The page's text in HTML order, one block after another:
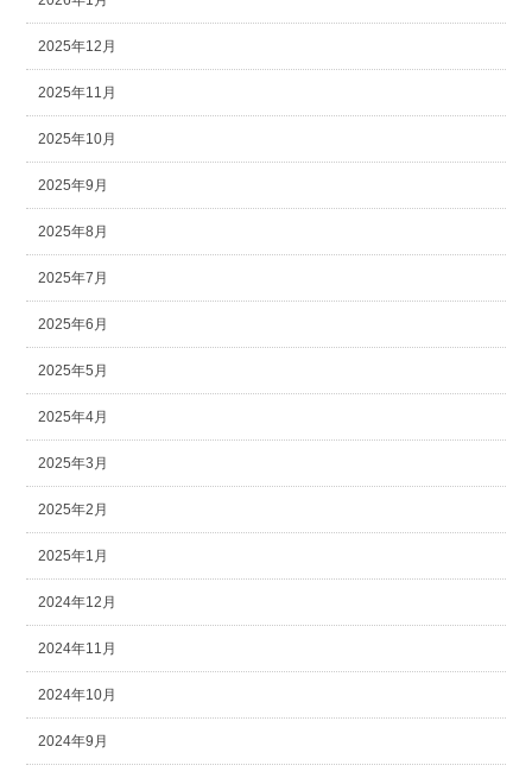
2025年12月
2025年11月
2025年10月
2025年9月
2025年8月
2025年7月
2025年6月
2025年5月
2025年4月
2025年3月
2025年2月
2025年1月
2024年12月
2024年11月
2024年10月
2024年9月